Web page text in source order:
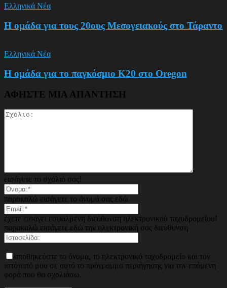
Ελληνικά Νέα
Η ομάδα για τους 20ους Μεσογειακούς στο Τάραντο
Ελληνικά Νέα
Η ομάδα για το παγκόσμιο Κ20 στο Oregon
ΑΦΗΣΤΕ ΜΙΑ ΑΠΑΝΤΗΣΗ
εισάγετε το σχόλιό σας!
παρακαλώ εισάγετε το όνομά σας εδώ
έχετε εισάγει εσφαλμένη διεύθυνση ηλεκτρονικού ταχυδρομείου!
παρακαλώ εισάγετε εδώ την ηλεκτρονική σας διεύθυνση
αποθηκεύστε το όνομα, το ηλεκτρονικό ταχυδρομείο και τον
ιστότοπό μου σε αυτό το πρόγραμμα περιήγησης για την επόμενη
φορά που θα σχολιάσω.